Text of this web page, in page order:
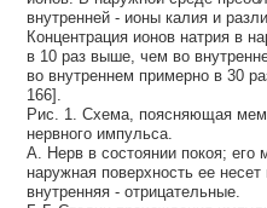
внутренней - ионы калия и
Концентрация ионов натрия в
в 10 раз выше, чем во
во внутреннем примерно в 30
166].
Рис. 1. Схема, поясняющая
нервного импульса.
А. Нерв в состоянии покоя; его
наружная поверхность ее
внутренняя - отрицательные.